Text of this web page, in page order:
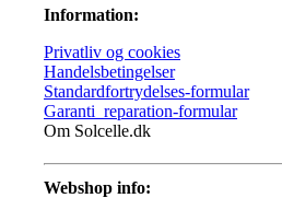
Information:
Privatliv og cookies
Handelsbetingelser
Standardfortrydelses-formular
Garanti_reparation-formular
Om Solcelle.dk
Webshop info: